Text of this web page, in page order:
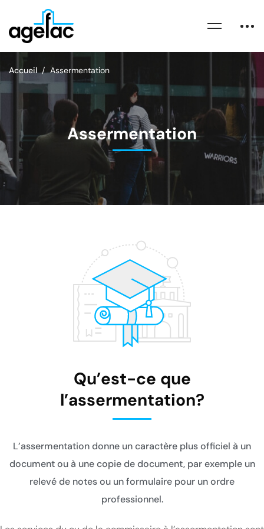
Accueil Assermentation
Assermentation
Qu’est-ce que
l’assermentation?
L’assermentation donne un caractère plus officiel à un
document ou à une copie de document, par exemple un
relevé de notes ou un formulaire pour un ordre
professionnel.